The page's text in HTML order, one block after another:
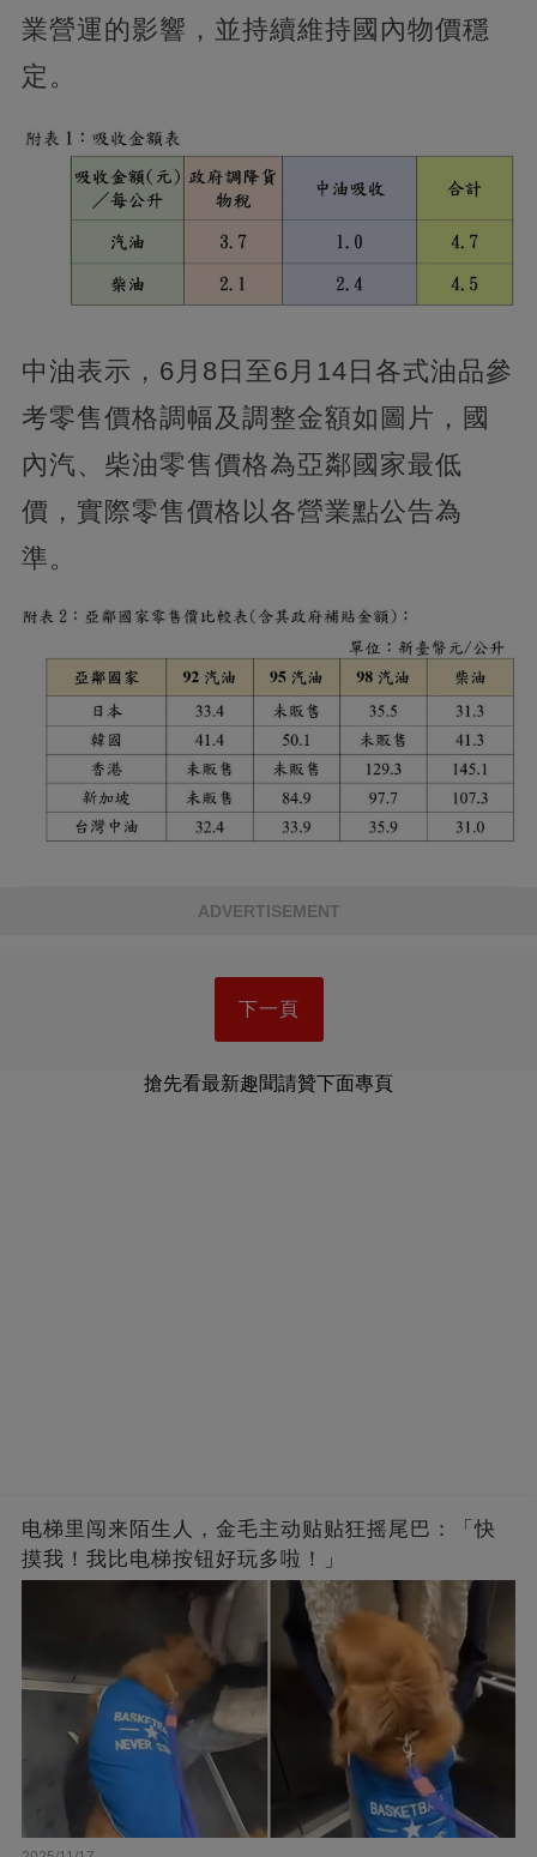
業營運的影響，並持續維持國內物價穩
定。
中油表示，6月8日至6月14日各式油品參
考零售價格調幅及調整金額如圖片，國
內汽、柴油零售價格為亞鄰國家最低
價，實際零售價格以各營業點公告為
準。
ADVERTISEMENT
下一頁
搶先看最新趣聞請贊下面專頁
电梯里闯来陌生人，金毛主动贴贴狂摇尾巴：「快
摸我！我比电梯按钮好玩多啦！」